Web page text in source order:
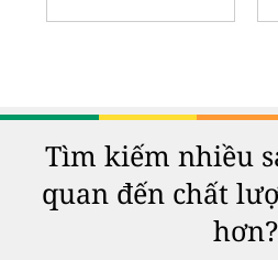
Tìm kiếm nhiều
quan đến chất
hơn?